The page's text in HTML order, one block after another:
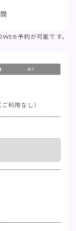
WEB予約が可能です。
利用なし）